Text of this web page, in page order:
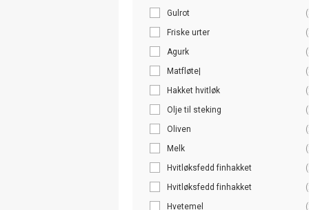
Gulrot
Friske urter
Agurk
Matfløte|
Hakket hvitløk
Olje til steking
Oliven
Melk
Hvitløksfedd finhakket
Hvitløksfedd finhakket
Hvetemel